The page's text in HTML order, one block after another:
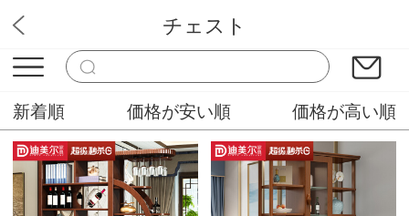
木村家具販売屋
チェスト
新着順 価格が安い順 価格が高い順